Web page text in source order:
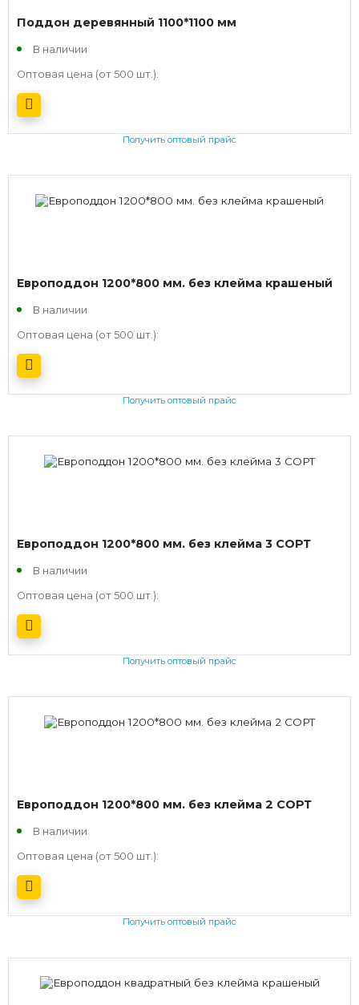
Поддон деревянный 1100*1100 мм
В наличии
Оптовая цена (от 500 шт.):
Получить оптовый прайс
Европоддон 1200*800 мм. без клейма крашеный
В наличии
Оптовая цена (от 500 шт.):
Получить оптовый прайс
Европоддон 1200*800 мм. без клейма 3 СОРТ
В наличии
Оптовая цена (от 500 шт.):
Получить оптовый прайс
Европоддон 1200*800 мм. без клейма 2 СОРТ
В наличии
Оптовая цена (от 500 шт.):
Получить оптовый прайс